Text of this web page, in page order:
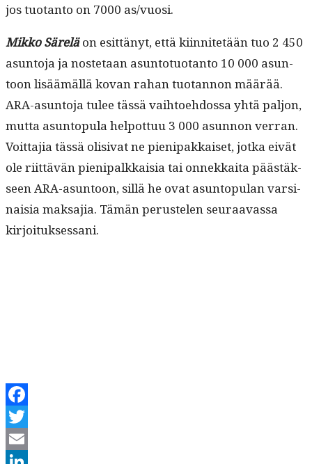
jos tuotan­to on 7000 as/vuosi.
Mikko Säreläon esit­tänyt, että kiin­nitetään tuo 2 450
asun­to­ja ja nos­te­taan asun­to­tuotan­to 10 000 asun­
toon lisäämäl­lä kovan rahan tuotan­non määrää.
ARA-asun­to­ja tulee tässä vai­h­toe­hdos­sa yhtä paljon,
mut­ta asun­top­u­la helpot­tuu 3 000 asun­non ver­ran.
Voit­ta­jia tässä oli­si­vat ne pieni­pakkaiset, jot­ka eivät
ole riit­tävän pieni­palkkaisia tai onnekkai­ta päästäk­
seen ARA-asun­toon, sil­lä he ovat asun­top­u­lan varsi­
naisia mak­sajia. Tämän peruste­len seu­raavas­sa
kirjoituksessani.
Facebook
Twitter
Email